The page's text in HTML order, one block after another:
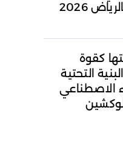
2026
كقوة
التحتية
الاصطناعي